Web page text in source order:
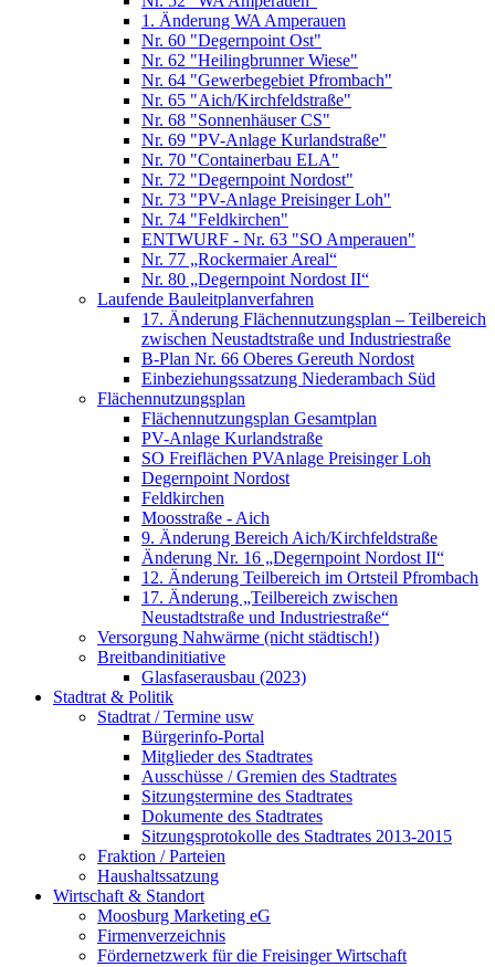
1. Änderung WA Amperauen
Nr. 60 "Degernpoint Ost"
Nr. 62 "Heilingbrunner Wiese"
Nr. 64 "Gewerbegebiet Pfrombach"
Nr. 65 "Aich/Kirchfeldstraße"
Nr. 68 "Sonnenhäuser CS"
Nr. 69 "PV-Anlage Kurlandstraße"
Nr. 70 "Containerbau ELA"
Nr. 72 "Degernpoint Nordost"
Nr. 73 "PV-Anlage Preisinger Loh"
Nr. 74 "Feldkirchen"
ENTWURF - Nr. 63 "SO Amperauen"
Nr. 77 „Rockermaier Areal“
Nr. 80 „Degernpoint Nordost II“
Laufende Bauleitplanverfahren
17. Änderung Flächennutzungsplan – Teilbereich
zwischen Neustadtstraße und Industriestraße
B-Plan Nr. 66 Oberes Gereuth Nordost
Einbeziehungssatzung Niederambach Süd
Flächennutzungsplan
Flächennutzungsplan Gesamtplan
PV-Anlage Kurlandstraße
SO Freiflächen PV­Anlage Preisinger Loh
Degernpoint Nordost
Feldkirchen
Moosstraße - Aich
9. Änderung Bereich Aich/Kirchfeldstraße
Änderung Nr. 16 „Degernpoint Nordost II“
12. Änderung Teilbereich im Ortsteil Pfrombach
17. Änderung „Teilbereich zwischen
Neustadtstraße und Industriestraße“
Versorgung Nahwärme (nicht städtisch!)
Breitbandinitiative
Glasfaserausbau (2023)
Stadtrat & Politik
Stadtrat / Termine usw
Bürgerinfo-Portal
Mitglieder des Stadtrates
Ausschüsse / Gremien des Stadtrates
Sitzungstermine des Stadtrates
Dokumente des Stadtrates
Sitzungsprotokolle des Stadtrates 2013-2015
Fraktion / Parteien
Haushaltssatzung
Wirtschaft & Standort
Moosburg Marketing eG
Firmenverzeichnis
Fördernetzwerk für die Freisinger Wirtschaft